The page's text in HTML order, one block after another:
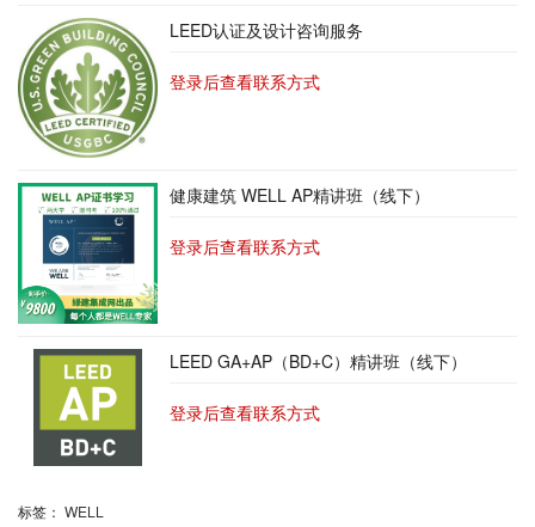
LEED认证及设计咨询服务
登录后查看联系方式
健康建筑 WELL AP精讲班（线下）
登录后查看联系方式
LEED GA+AP（BD+C）精讲班（线下）
登录后查看联系方式
标签： WELL